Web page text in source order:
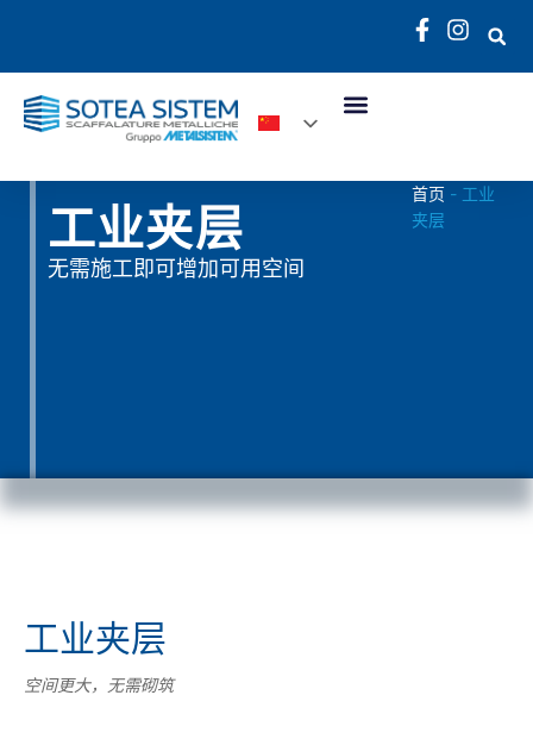
工业夹层
无需施工即可增加可用空间
首页 - 工业
夹层
工业夹层
空间更大，无需砌筑